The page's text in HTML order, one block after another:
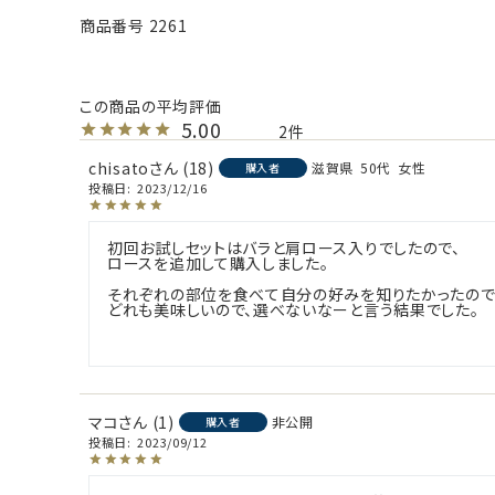
商品番号 2261
5.00
2
chisato
18 購入者 滋賀県 50代 女性
投稿日 2023/12/16
初回お試しセットはバラと肩ロース入りでしたので、
ロースを追加して購入しました。
それぞれの部位を食べて自分の好みを知りたかったので
どれも美味しいので、選べないなーと言う結果でした。
マコ 1 購入者 非公開
投稿日 2023/09/12